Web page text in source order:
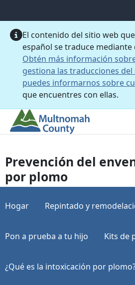
El contenido del sitio web
español se traduce
Obtén más información
gestiona las traducciones
puedes informarnos sobre
que encuentres con ellas.
Prevención del
por plomo
Hogar Repintado y
Pon a prueba a tu hijo Kits de
¿Qué es la intoxicación por